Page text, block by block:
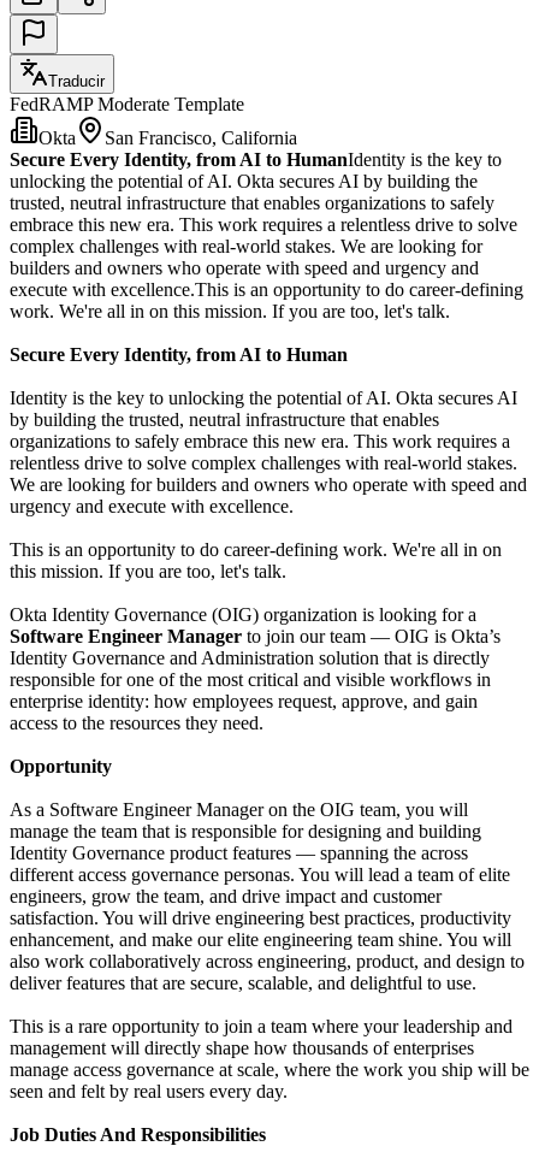
Traducir
FedRAMP Moderate Template
Okta
San Francisco, California
Secure Every Identity, from AI to HumanIdentity is the key to
unlocking the potential of AI. Okta secures AI by building the
trusted, neutral infrastructure that enables organizations to safely
embrace this new era. This work requires a relentless drive to solve
complex challenges with real-world stakes. We are looking for
builders and owners who operate with speed and urgency and
execute with excellence.This is an opportunity to do career-defining
work. We're all in on this mission. If you are too, let's talk.
Secure Every Identity, from AI to Human
Identity is the key to unlocking the potential of AI. Okta secures AI
by building the trusted, neutral infrastructure that enables
organizations to safely embrace this new era. This work requires a
relentless drive to solve complex challenges with real-world stakes.
We are looking for builders and owners who operate with speed and
urgency and execute with excellence.
This is an opportunity to do career-defining work. We're all in on
this mission. If you are too, let's talk.
Okta Identity Governance (OIG) organization is looking for a
Software Engineer Manager to join our team — OIG is Okta’s
Identity Governance and Administration solution that is directly
responsible for one of the most critical and visible workflows in
enterprise identity: how employees request, approve, and gain
access to the resources they need.
Opportunity
As a Software Engineer Manager on the OIG team, you will
manage the team that is responsible for designing and building
Identity Governance product features — spanning the across
different access governance personas. You will lead a team of elite
engineers, grow the team, and drive impact and customer
satisfaction. You will drive engineering best practices, productivity
enhancement, and make our elite engineering team shine. You will
also work collaboratively across engineering, product, and design to
deliver features that are secure, scalable, and delightful to use.
This is a rare opportunity to join a team where your leadership and
management will directly shape how thousands of enterprises
manage access governance at scale, where the work you ship will be
seen and felt by real users every day.
Job Duties And Responsibilities